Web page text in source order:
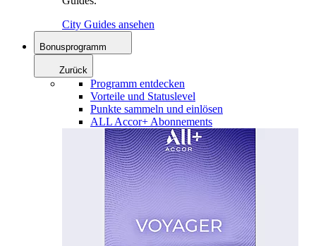
City Guides ansehen
Bonusprogramm
Zurück
Programm entdecken
Vorteile und Statuslevel
Punkte sammeln und einlösen
ALL Accor+ Abonnements